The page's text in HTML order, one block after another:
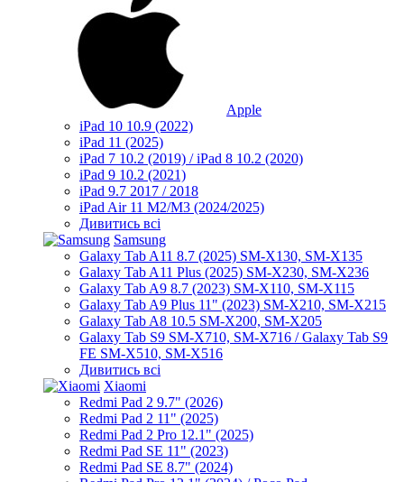
Apple
iPad 10 10.9 (2022)
iPad 11 (2025)
iPad 7 10.2 (2019) / iPad 8 10.2 (2020)
iPad 9 10.2 (2021)
iPad 9.7 2017 / 2018
iPad Air 11 M2/M3 (2024/2025)
Дивитись всі
Samsung
Galaxy Tab A11 8.7 (2025) SM-X130, SM-X135
Galaxy Tab A11 Plus (2025) SM-X230, SM-X236
Galaxy Tab A9 8.7 (2023) SM-X110, SM-X115
Galaxy Tab A9 Plus 11" (2023) SM-X210, SM-X215
Galaxy Tab A8 10.5 SM-X200, SM-X205
Galaxy Tab S9 SM-X710, SM-X716 / Galaxy Tab S9
FE SM-X510, SM-X516
Дивитись всі
Xiaomi
Redmi Pad 2 9.7" (2026)
Redmi Pad 2 11" (2025)
Redmi Pad 2 Pro 12.1" (2025)
Redmi Pad SE 11" (2023)
Redmi Pad SE 8.7" (2024)